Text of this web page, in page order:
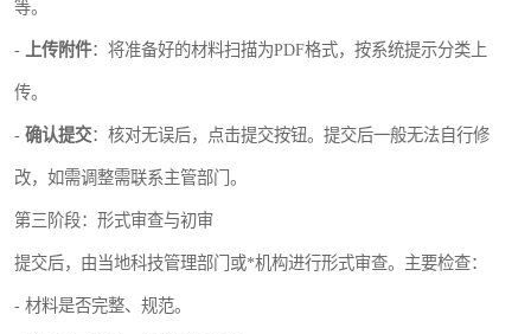
等。
- 上传附件：将准备好的材料扫描为PDF格式，按系统提示分类上
传。
- 确认提交：核对无误后，点击提交按钮。提交后一般无法自行修
改，如需调整需联系主管部门。
第三阶段：形式审查与初审
提交后，由当地科技管理部门或*机构进行形式审查。主要检查：
- 材料是否完整、规范。